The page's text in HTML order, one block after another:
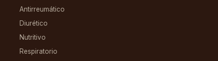
Antirreumático
Diurético
Nutritivo
Respiratorio